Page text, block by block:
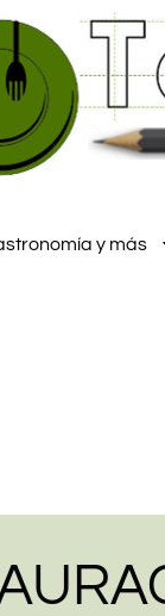
y más